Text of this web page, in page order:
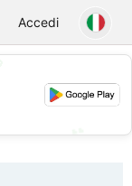
Accedi